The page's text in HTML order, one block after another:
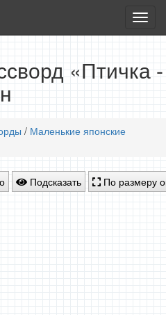
игры
«Птичка -
/ Маленькие японские
Подсказать По размеру